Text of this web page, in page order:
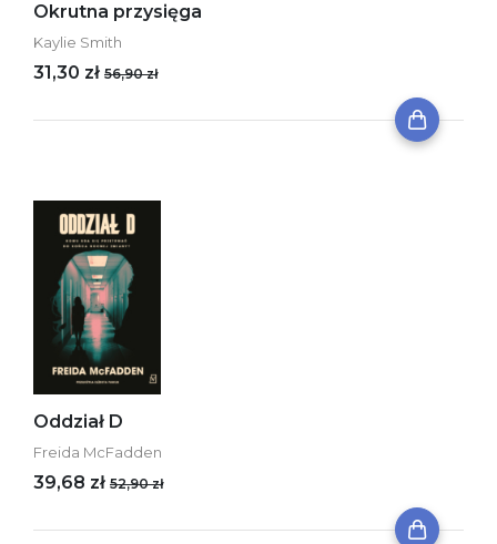
Okrutna przysięga
Kaylie Smith
31,30 zł 56,90 zł
Oddział D
Freida McFadden
39,68 zł 52,90 zł